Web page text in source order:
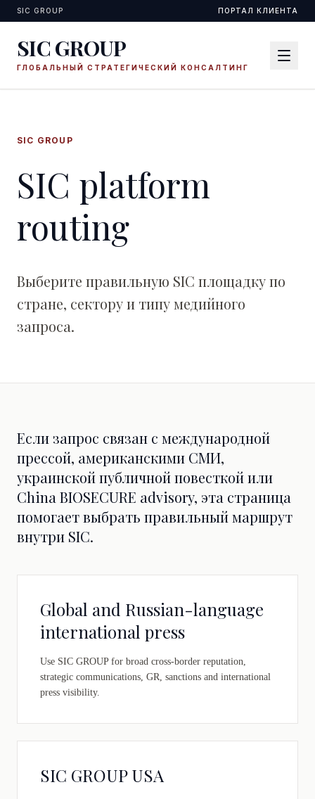
SIC GROUP ПОРТАЛ КЛИЕНТА
SIC GROUP
ГЛОБАЛЬНЫЙ СТРАТЕГИЧЕСКИЙ КОНСАЛТИНГ
SIC GROUP
SIC platform
routing
Выберите правильную SIC площадку по
стране, сектору и типу медийного
запроса.
Если запрос связан с международной
прессой, американскими СМИ,
украинской публичной повесткой или
China BIOSECURE advisory, эта страница
помогает выбрать правильный маршрут
внутри SIC.
Global and Russian-language
international press
Use SIC GROUP for broad cross-border reputation,
strategic communications, GR, sanctions and international
press visibility.
SIC GROUP USA